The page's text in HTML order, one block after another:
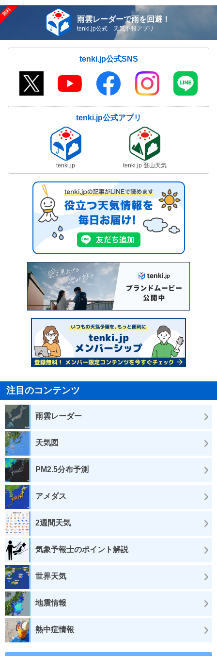
雨雲レーダーで雨を回避！
tenki.jp公式 天気予報アプリ
tenki.jp公式SNS
tenki.jp公式アプリ
tenki.jp tenki.jp 登山天気
注目のコンテンツ
雨雲レーダー
天気図
PM2.5分布予測
アメダス
2週間天気
気象予報士のポイント解説
世界天気
地震情報
熱中症情報